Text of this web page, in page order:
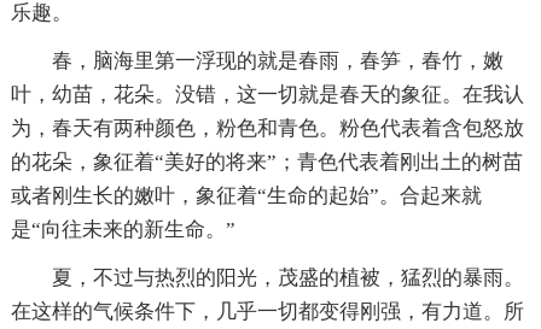
乐趣。
春，脑海里第一浮现的就是春雨，春笋，春竹，嫩
叶，幼苗，花朵。没错，这一切就是春天的象征。在我认
为，春天有两种颜色，粉色和青色。粉色代表着含包怒放
的花朵，象征着“美好的将来”；青色代表着刚出土的树苗
或者刚生长的嫩叶，象征着“生命的起始”。合起来就
是“向往未来的新生命。”
夏，不过与热烈的阳光，茂盛的植被，猛烈的暴雨。
在这样的气候条件下，几乎一切都变得刚强，有力道。所